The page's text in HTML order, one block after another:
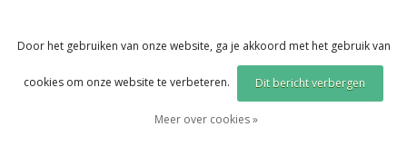
Door het gebruiken van onze website, ga je akkoord met het gebruik van
cookies om onze website te verbeteren. Dit bericht verbergen
Meer over cookies »